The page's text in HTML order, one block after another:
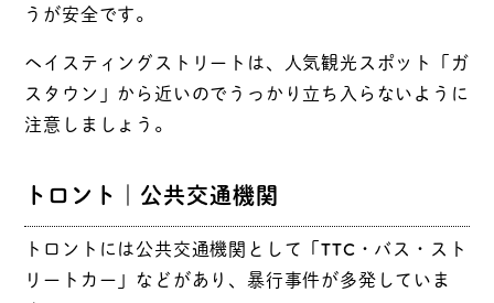
うが安全です。
ヘイスティングストリートは、人気観光スポット「ガ
スタウン」から近いのでうっかり立ち入らないように
注意しましょう。
トロント｜公共交通機関
トロントには公共交通機関として「TTC・バス・スト
リートカー」などがあり、暴行事件が多発していま